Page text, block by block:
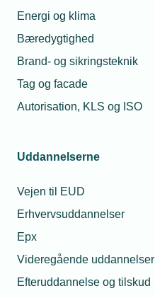
Energi og klima
Bæredygtighed
Brand- og sikringsteknik
Tag og facade
Autorisation, KLS og ISO
Uddannelserne
Vejen til EUD
Erhvervsuddannelser
Epx
Videregående uddannelser
Efteruddannelse og tilskud